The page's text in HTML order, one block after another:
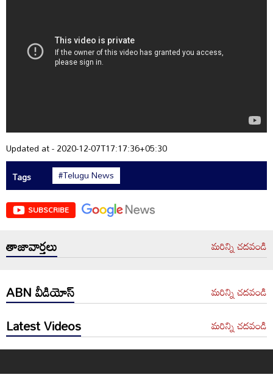
Updated at - 2020-12-07T17:17:36+05:30
Tags
#Telugu News
SUBSCRIBE
తాజావార్తలు మరిన్ని చదవండి
ABN వీడియోస్ మరిన్ని చదవండి
Latest Videos మరిన్ని చదవండి